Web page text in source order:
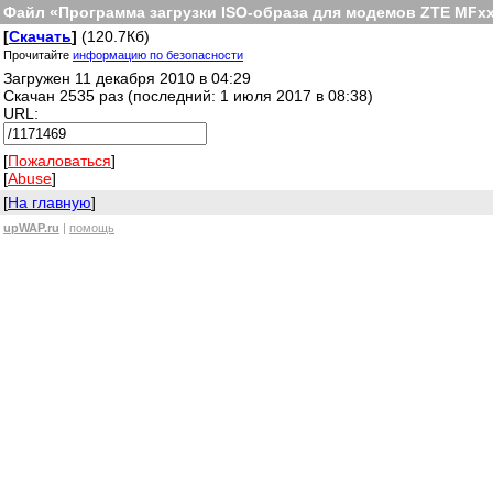
Файл «Программа загрузки ISO-образа для модемов ZTE
[Скачать] (120.7Кб)
Прочитайте информацию по безопасности
Загружен 11 декабря 2010 в 04:29
Скачан 2535 раз (последний: 1 июля 2017 в 08:38)
URL:
[Пожаловаться]
[Abuse]
[На главную]
upWAP.ru | помощь